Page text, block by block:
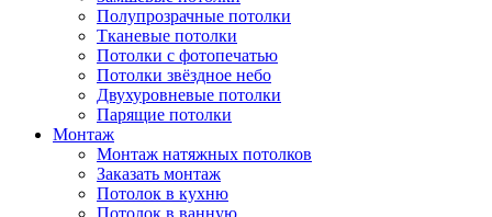
Полупрозрачные потолки
Тканевые потолки
Потолки с фотопечатью
Потолки звёздное небо
Двухуровневые потолки
Парящие потолки
Монтаж
Монтаж натяжных потолков
Заказать монтаж
Потолок в кухню
Потолок в ванную